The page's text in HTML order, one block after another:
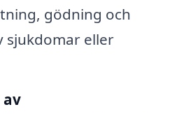
gödning och
sjukdomar eller